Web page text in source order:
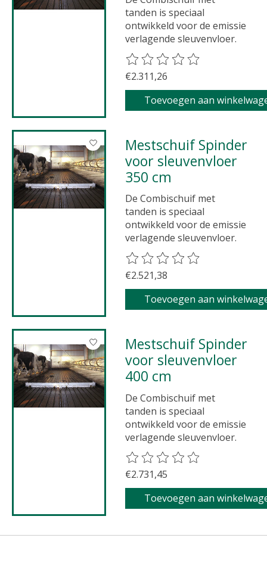
tanden is speciaal
ontwikkeld voor de emissie
verlagende sleuvenvloer.
De beoordeling van dit
€2.311,26
Toevoegen aan
Mestschuif Spinder
voor sleuvenvloer
350 cm
De Combischuif met
tanden is speciaal
ontwikkeld voor de emissie
verlagende sleuvenvloer.
De beoordeling van dit
€2.521,38
Toevoegen aan
Mestschuif Spinder
voor sleuvenvloer
400 cm
De Combischuif met
tanden is speciaal
ontwikkeld voor de emissie
verlagende sleuvenvloer.
De beoordeling van dit
€2.731,45
Toevoegen aan